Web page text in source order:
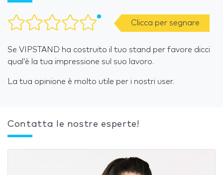
Clicca per segnare
Se VIPSTAND ha costruito il tuo stand per favore dicci
qual’è la tua impressione sul suo lavoro.
La tua opinione è molto utile per i nostri user.
Contatta le nostre esperte!